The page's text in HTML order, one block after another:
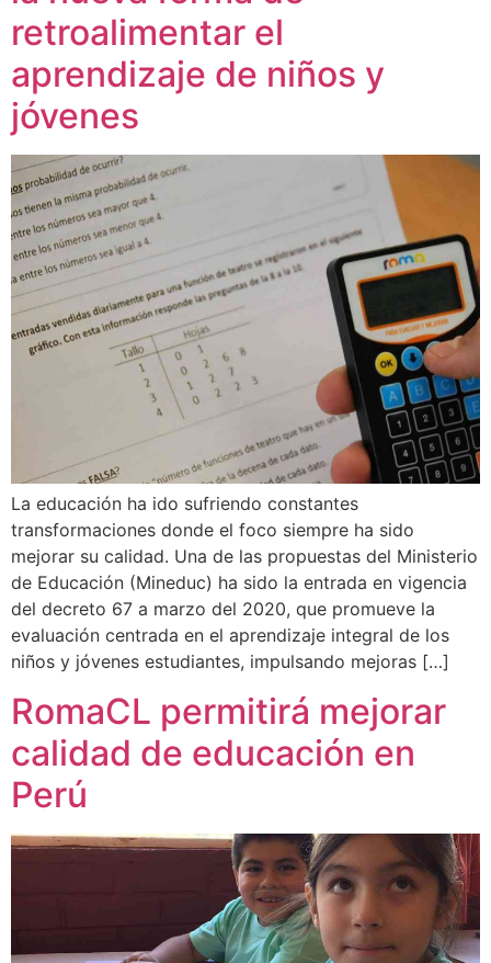
retroalimentar el
aprendizaje de niños y
jóvenes
La educación ha ido sufriendo constantes
transformaciones donde el foco siempre ha sido
mejorar su calidad. Una de las propuestas del Ministerio
de Educación (Mineduc) ha sido la entrada en vigencia
del decreto 67 a marzo del 2020, que promueve la
evaluación centrada en el aprendizaje integral de los
niños y jóvenes estudiantes, impulsando mejoras […]
RomaCL permitirá mejorar
calidad de educación en
Perú